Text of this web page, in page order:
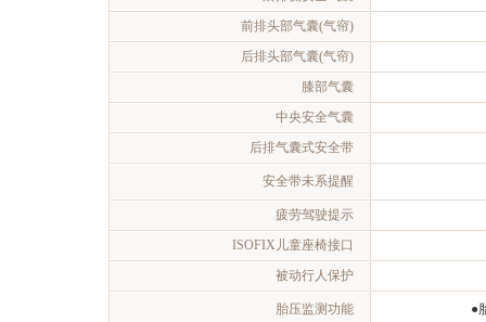
前排头部气囊(气帘)
后排头部气囊(气帘)
膝部气囊
中央安全气囊
后排气囊式安全带
安全带未系提醒
疲劳驾驶提示
ISOFIX儿童座椅接口
被动行人保护
胎压监测功能 ●